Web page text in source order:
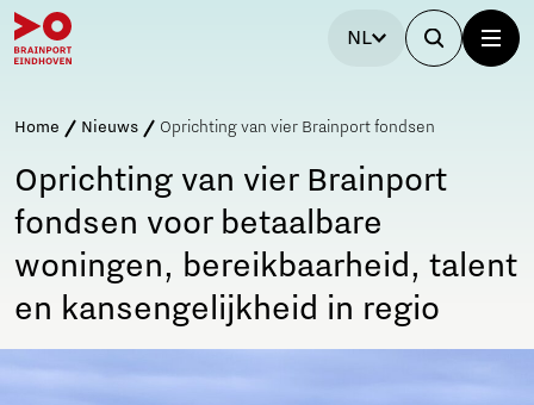
NL
Home Nieuws Oprichting van vier Brainport fondsen
Oprichting van vier Brainport
fondsen voor betaalbare
woningen, bereikbaarheid, talent
en kansengelijkheid in regio